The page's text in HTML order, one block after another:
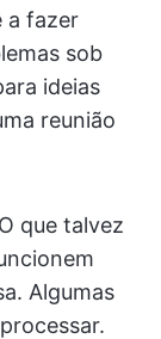
a fazer
sob
ideias
reunião
que talvez
Algumas